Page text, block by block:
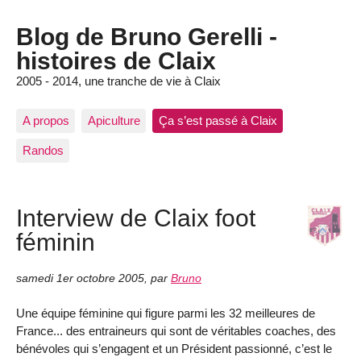
Blog de Bruno Gerelli -
histoires de Claix
2005 - 2014, une tranche de vie à Claix
A propos Apiculture Ça s’est passé à Claix
Randos
Interview de Claix foot
féminin
samedi 1er octobre 2005 par Bruno
Une équipe féminine qui figure parmi les 32 meilleures de
France... des entraineurs qui sont de véritables coaches, des
bénévoles qui s’engagent et un Président passionné, c’est le